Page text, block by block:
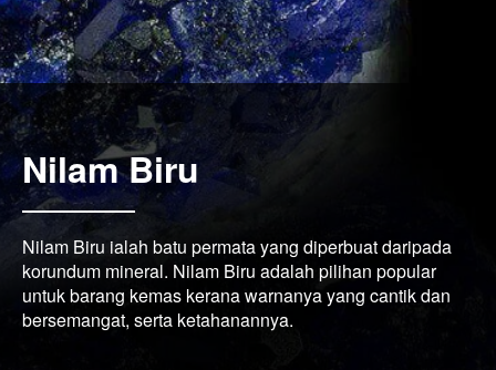
Nilam Biru
Nilam Biru ialah batu permata yang diperbuat daripada
korundum mineral. Nilam Biru adalah pilihan popular
untuk barang kemas kerana warnanya yang cantik dan
bersemangat, serta ketahanannya.